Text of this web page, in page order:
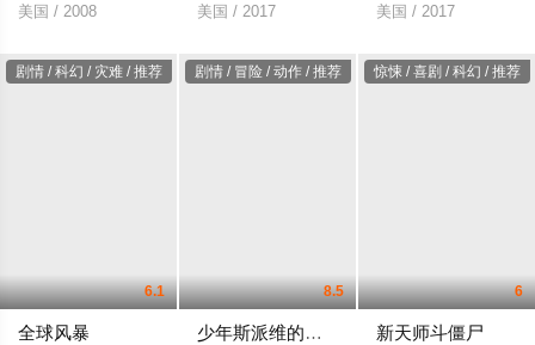
美国 / 2008 美国 / 2017 美国 / 2017
剧情 / 科幻 / 灾难 / 推荐
6.1
全球风暴
剧情 / 冒险 / 动作 / 推荐
8.5
少年斯派维的奇异旅行
惊悚 / 喜剧 / 科幻 / 推荐
6
新天师斗僵尸